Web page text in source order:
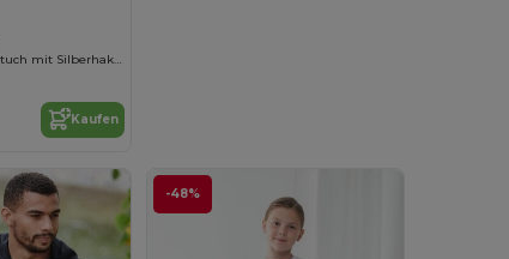
Exklusive Golfhandtuch mit Silberhaken
Kaufen
-48%